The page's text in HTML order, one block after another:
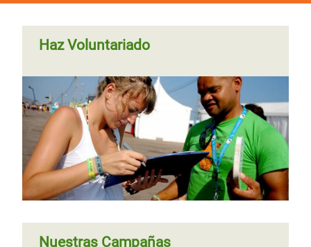
Haz Voluntariado
Nuestras Campañas